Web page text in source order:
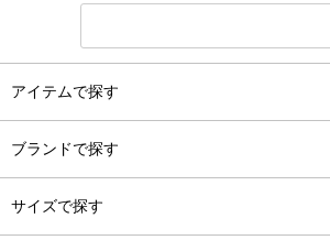
アイテムで探す
ブランドで探す
サイズで探す